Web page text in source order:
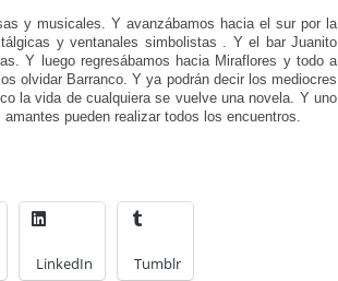
y musicales. Y avanzábamos hacia el sur por la
y ventanales simbolistas . Y el bar Juanito
Y luego regresábamos hacia Miraflores y todo a
olvidar Barranco. Y ya podrán decir los mediocres
la vida de cualquiera se vuelve una novela. Y uno
pueden realizar todos los encuentros.
LinkedIn Tumblr